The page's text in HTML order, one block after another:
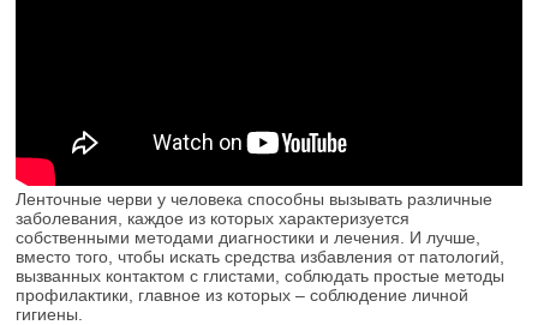
Ленточные черви у человека способны вызывать различные
заболевания, каждое из которых характеризуется
собственными методами диагностики и лечения. И лучше,
вместо того, чтобы искать средства избавления от патологий,
вызванных контактом с глистами, соблюдать простые методы
профилактики, главное из которых – соблюдение личной
гигиены.